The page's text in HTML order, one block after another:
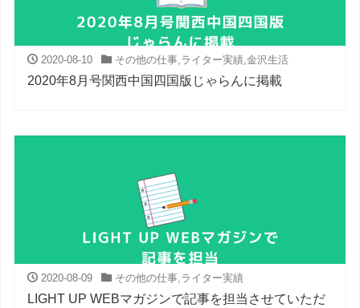
2020-08-10 その他の仕事,ライター実績,金沢生活
2020年8月号関西中国四国版じゃらんに掲載
2020-08-09 その他の仕事,ライター実績
LIGHT UP WEBマガジンで記事を担当させていただ